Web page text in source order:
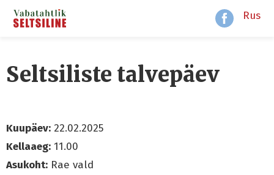
Rus
Seltsiliste talvepäev
Kuupäev: 22.02.2025
Kellaaeg: 11.00
Asukoht: Rae vald